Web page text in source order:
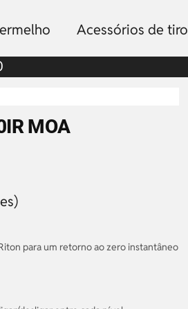
Acessórios de tiro
MOA
para um retorno ao zero instantâneo